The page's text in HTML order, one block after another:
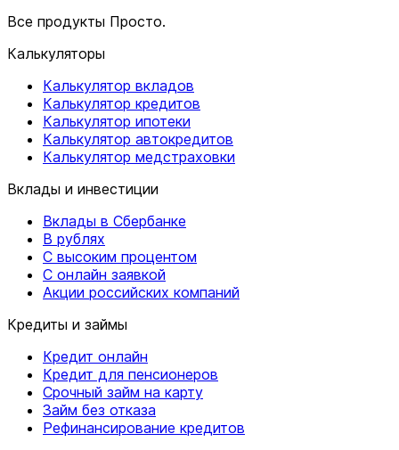
Все продукты Просто.
Калькуляторы
Калькулятор вкладов
Калькулятор кредитов
Калькулятор ипотеки
Калькулятор автокредитов
Калькулятор медстраховки
Вклады и инвестиции
Вклады в Сбербанке
В рублях
С высоким процентом
С онлайн заявкой
Акции российских компаний
Кредиты и займы
Кредит онлайн
Кредит для пенсионеров
Срочный займ на карту
Займ без отказа
Рефинансирование кредитов